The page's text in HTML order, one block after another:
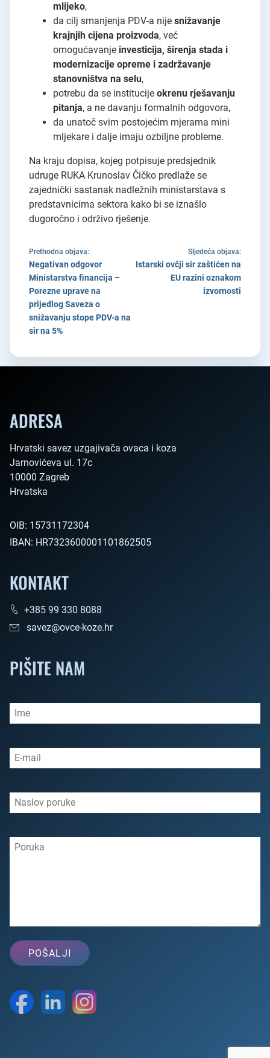
mlijeko,
da cilj smanjenja PDV-a nije snižavanje
krajnjih cijena proizvoda, već
omogućavanje investicija, širenja stada i
modernizacije opreme i zadržavanje
stanovništva na selu,
potrebu da se institucije okrenu rješavanju
pitanja, a ne davanju formalnih odgovora,
da unatoč svim postojećim mjerama mini
mljekare i dalje imaju ozbiljne probleme.
Na kraju dopisa, kojeg potpisuje predsjednik
udruge RUKA Krunoslav Čičko predlaže se
zajednički sastanak nadležnih ministarstava s
predstavnicima sektora kako bi se iznašlo
dugoročno i održivo rješenje.
Prethodna objava:
Negativan odgovor
Ministarstva financija –
Porezne uprave na
prijedlog Saveza o
snižavanju stope PDV-a na
sir na 5%
Sljedeća objava:
Istarski ovčji sir zaštićen na
EU razini oznakom
izvornosti
ADRESA
Hrvatski savez uzgajivača ovaca i koza
Jarnovićeva ul. 17c
10000 Zagreb
Hrvatska
OIB: 15731172304
IBAN: HR7323600001101862505
KONTAKT
+385 99 330 8088
savez@ovce-koze.hr
PIŠITE NAM